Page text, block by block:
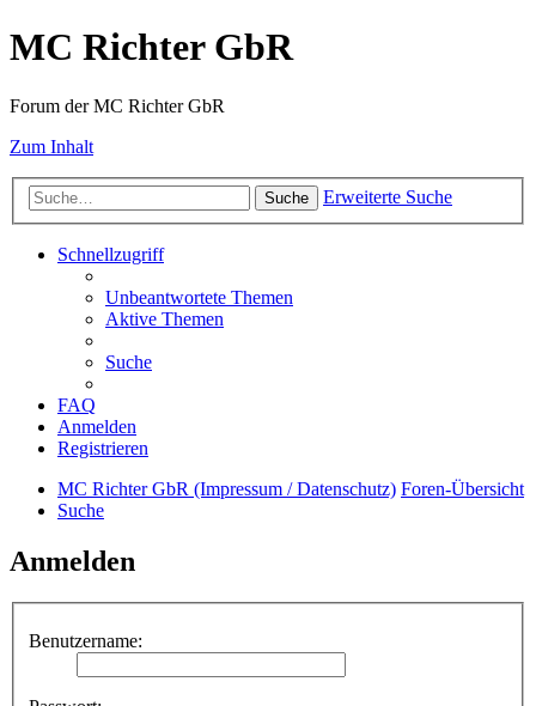
MC Richter GbR
Forum der MC Richter GbR
Zum Inhalt
Suche Erweiterte Suche
Schnellzugriff
Unbeantwortete Themen
Aktive Themen
Suche
FAQ
Anmelden
Registrieren
MC Richter GbR (Impressum / Datenschutz) Foren-Übersicht
Suche
Anmelden
Benutzername: